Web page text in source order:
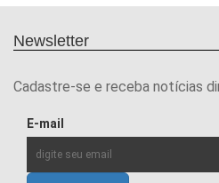
Newsletter
Cadastre-se e receba notícias
E-mail